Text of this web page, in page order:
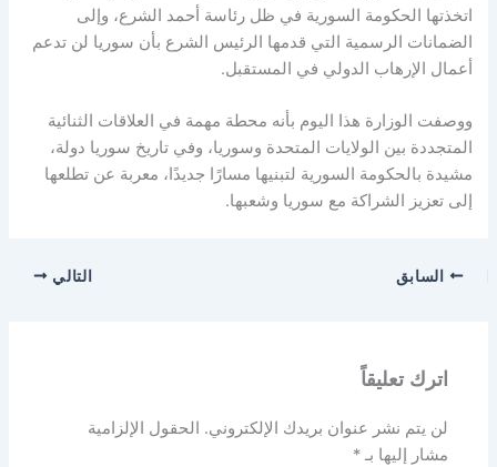
اتخذتها الحكومة السورية في ظل رئاسة أحمد الشرع، وإلى
الضمانات الرسمية التي قدمها الرئيس الشرع بأن سوريا لن تدعم
أعمال الإرهاب الدولي في المستقبل.
ووصفت الوزارة هذا اليوم بأنه محطة مهمة في العلاقات الثنائية
المتجددة بين الولايات المتحدة وسوريا، وفي تاريخ سوريا دولة،
مشيدة بالحكومة السورية لتبنيها مسارًا جديدًا، معربة عن تطلعها
إلى تعزيز الشراكة مع سوريا وشعبها.
السابق التالي
اترك تعليقاً
لن يتم نشر عنوان بريدك الإلكتروني.
الحقول الإلزامية
مشار إليها بـ*